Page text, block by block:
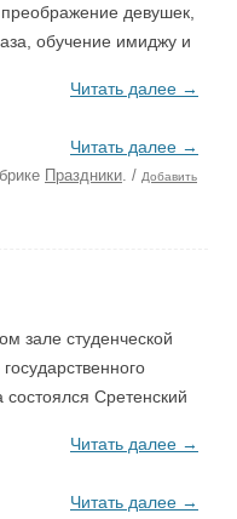
девушек,
обучение имиджу и
Читать далее →
Читать далее →
Праздники / Добавить
зале студенческой
состоялся Сретенский
Читать далее →
Читать далее →